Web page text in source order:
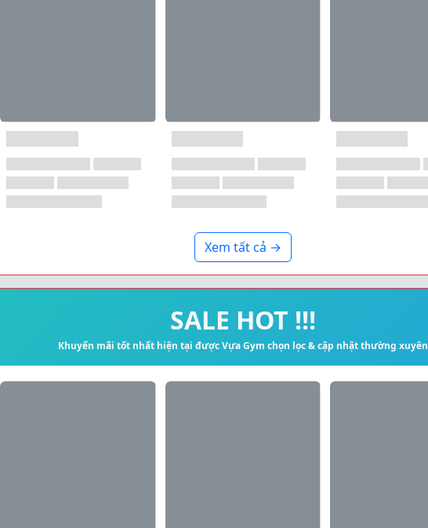
Xem tất cả →
SALE HOT !!!
Khuyến mãi tốt nhất hiện tại được Vựa Gym chọn lọc & cập nhật thường xuyên